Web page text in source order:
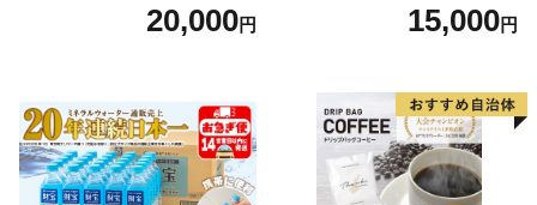
20,000円 15,000円